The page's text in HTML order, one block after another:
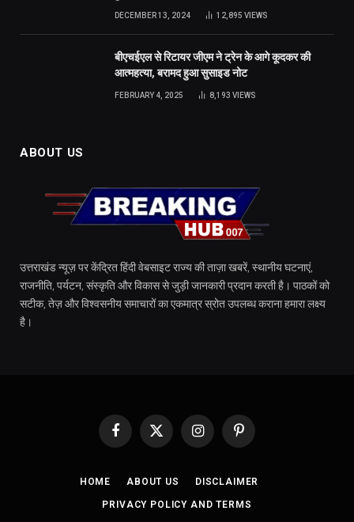
DECEMBER 13, 2024 12,895 VIEWS
बीएचईएल से रिटायर जीएम ने ट्रेन के आगे कूदकर की
आत्महत्या, बरामद हुआ सुसाइड नोट
FEBRUARY 4, 2025 8,193 VIEWS
ABOUT US
उत्तराखंड न्यूज़ पर केंद्रित हिंदी वेबसाइट राज्य की ताज़ा खबरें, स्थानीय घटनाएं,
राजनीति, पर्यटन, संस्कृति और विकास से जुड़ी जानकारी प्रदान करती है। पाठकों को
सटीक, तेज़ और विश्वसनीय समाचारों का एकमात्र स्रोत उपलब्ध कराना हमारा लक्ष्य
है।
Facebook
X
InstagramPinterest
HOME ABOUT US DISCLAIMER
PRIVACY POLICY AND TERMS